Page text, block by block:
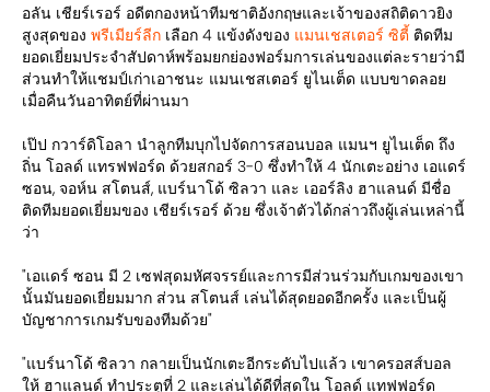
อลัน เชียร์เรอร์ อดีตกองหน้าทีมชาติอังกฤษและเจ้าของสถิติดาวยิง
สูงสุดของ พรีเมียร์ลีก เลือก 4 แข้งดังของ แมนเชสเตอร์ ซิตี้ ติดทีม
ยอดเยี่ยมประจำสัปดาห์พร้อมยกย่องฟอร์มการเล่นของแต่ละรายว่ามี
ส่วนทำให้แชมป์เก่าเอาชนะ แมนเชสเตอร์ ยูไนเต็ด แบบขาดลอย
เมื่อคืนวันอาทิตย์ที่ผ่านมา
เป๊ป กวาร์ดิโอลา นำลูกทีมบุกไปจัดการสอนบอล แมนฯ ยูไนเต็ด ถึง
ถิ่น โอลด์ แทรฟฟอร์ด ด้วยสกอร์ 3-0 ซึ่งทำให้ 4 นักเตะอย่าง เอแดร์
ซอน, จอห์น สโตนส์, แบร์นาโด้ ซิลวา และ เออร์ลิง ฮาแลนด์ มีชื่อ
ติดทีมยอดเยี่ยมของ เชียร์เรอร์ ด้วย ซึ่งเจ้าตัวได้กล่าวถึงผู้เล่นเหล่านี้
ว่า
"เอแดร์ ซอน มี 2 เซฟสุดมหัศจรรย์และการมีส่วนร่วมกับเกมของเขา
นั้นมันยอดเยี่ยมมาก ส่วน สโตนส์ เล่นได้สุดยอดอีกครั้ง และเป็นผู้
บัญชาการเกมรับของทีมด้วย"
"แบร์นาโด้ ซิลวา กลายเป็นนักเตะอีกระดับไปแล้ว เขาครอสส์บอล
ให้ ฮาแลนด์ ทำประตูที่ 2 และเล่นได้ดีที่สุดใน โอลด์ แทฟฟอร์ด